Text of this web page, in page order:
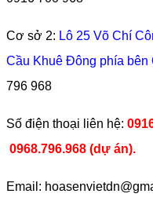
Cơ sở 2: Lô 25 Võ Chí
Cầu Khuê Đông phía bên
796 968
​Số điện thoại liên hệ:
0968.796.968 (dự án).
Email: